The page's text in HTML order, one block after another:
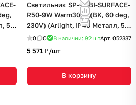
5
Светильник SP-GABI-SURFACE-
R50-9W Warm3000 (BK, 60 deg,
230V) (Arlight, IP40 Металл, 5
лет)
0 0 В наличии: 92 штАрт. 052337
5 571 ₽/шт
В корзину